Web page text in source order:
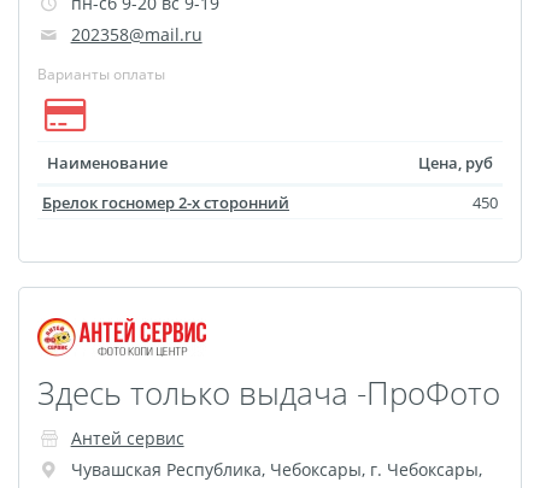
Фото на толстовках
Оживающая трек
пластинка
Фреймы в фоторамках
Постеры с дизайном
Фотокарточки в стиле
Инстаграм
Гекса История
Новогодние мешки для
подарков
Школьный дневник
202358@mail.ru
Варианты оплаты
Наименование
Цена, руб
Брелок госномер 2-х сторонний
450
Здесь только выдача -ПроФото
Антей сервис
Чувашская Республика, Чебоксары, г. Чебоксары,